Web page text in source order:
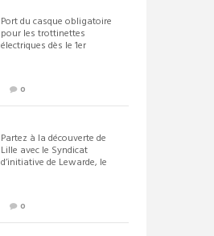
Port du casque obligatoire
pour les trottinettes
électriques dès le 1er
0
Partez à la découverte de
Lille avec le Syndicat
d’initiative de Lewarde, le
0